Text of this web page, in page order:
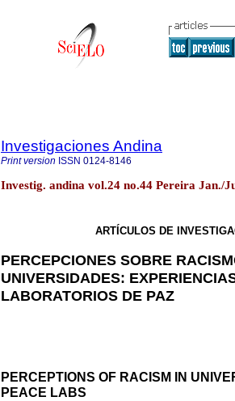
Investigaciones Andina
Print version ISSN 0124-8146
Investig. andina vol.24 no.44 Pereira Jan./
ARTÍCULOS DE
PERCEPCIONES SOBRE
UNIVERSIDADES:
LABORATORIOS DE PAZ
PERCEPTIONS OF RACISM IN
PEACE LABS